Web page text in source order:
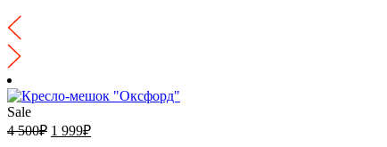
Sale
4 500₽ 1 999₽